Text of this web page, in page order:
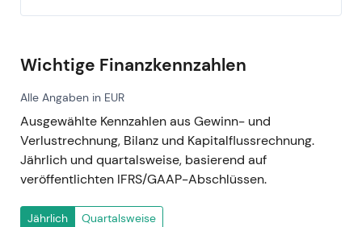
Wichtige Finanzkennzahlen
Alle Angaben in EUR
Ausgewählte Kennzahlen aus Gewinn- und
Verlustrechnung, Bilanz und Kapitalflussrechnung.
Jährlich und quartalsweise, basierend auf
veröffentlichten IFRS/GAAP-Abschlüssen.
Jährlich Quartalsweise